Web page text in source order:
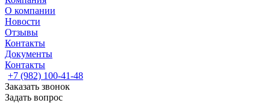
О компании
Новости
Отзывы
Контакты
Документы
Контакты
+7 (982) 100-41-48
Заказать звонок
Задать вопрос